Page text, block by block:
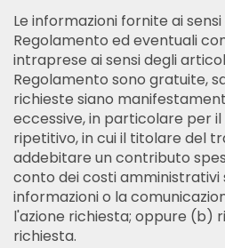
Le informazioni fornite ai
Regolamento ed eventuali
intraprese ai sensi degli
Regolamento sono gratuite,
richieste siano
eccessive, in particolare per
ripetitivo, in cui il titolare del
addebitare un contributo
conto dei costi
informazioni o la
l'azione richiesta; oppure (b)
richiesta.